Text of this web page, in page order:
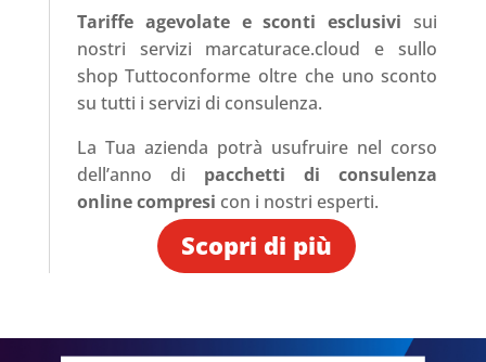
Tariffe agevolate e sconti esclusivi sui
nostri servizi marcaturace.cloud e sullo
shop Tuttoconforme oltre che uno sconto
su tutti i servizi di consulenza.
La Tua azienda potrà usufruire nel corso
dell’anno di pacchetti di consulenza
online compresi con i nostri esperti.
Scopri di più